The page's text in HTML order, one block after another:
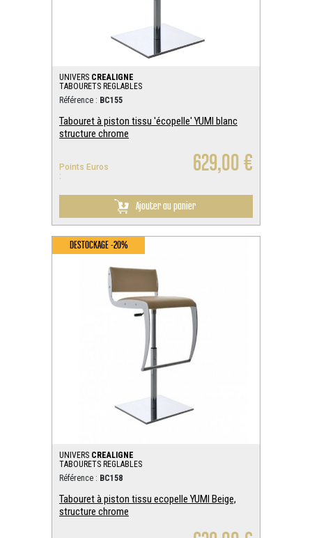
UNIVERS CREALIGNE
TABOURETS REGLABLES
Référence : BC155
Tabouret à piston tissu 'écopelle' YUMI blanc
structure chrome
Points Euros
:
629,00 €
Ajouter au panier
DESTOCKAGE -20%
UNIVERS CREALIGNE
TABOURETS REGLABLES
Référence : BC158
Tabouret à piston tissu ecopelle YUMI Beige,
structure chrome